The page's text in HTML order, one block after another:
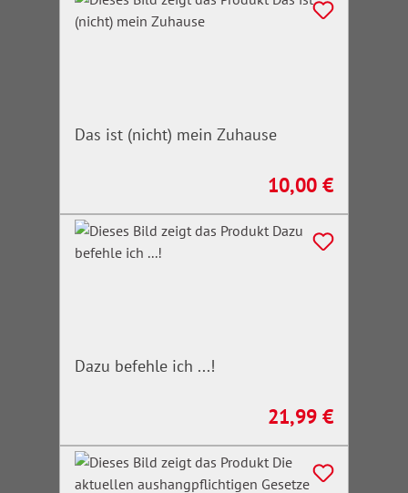
Das ist (nicht) mein Zuhause
Regulärer Preis:
10,00 €
Dazu befehle ich ...!
Regulärer Preis:
21,99 €